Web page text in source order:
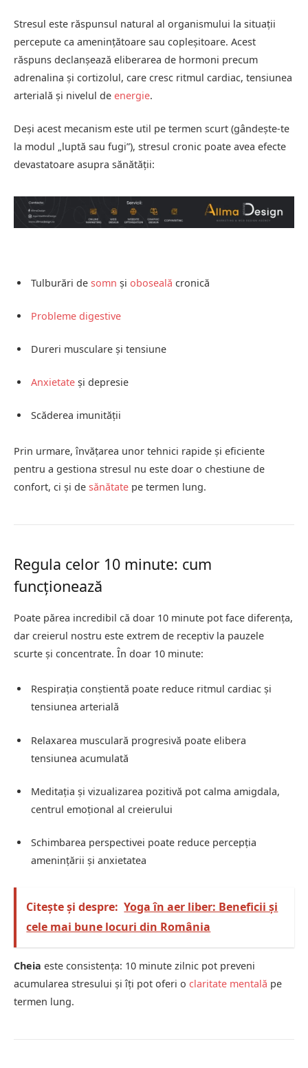
Stresul este răspunsul natural al organismului la situații
percepute ca amenințătoare sau copleșitoare. Acest
răspuns declanșează eliberarea de hormoni precum
adrenalina și cortizolul, care cresc ritmul cardiac, tensiunea
arterială și nivelul de energie.
Deși acest mecanism este util pe termen scurt (gândește-te
la modul „luptă sau fugi”), stresul cronic poate avea efecte
devastatoare asupra sănătății:
Tulburări de somn și oboseală cronică
Probleme digestive
Dureri musculare și tensiune
Anxietate și depresie
Scăderea imunității
Prin urmare, învățarea unor tehnici rapide și eficiente
pentru a gestiona stresul nu este doar o chestiune de
confort, ci și de sănătate pe termen lung.
Regula celor 10 minute: cum
funcționează
Poate părea incredibil că doar 10 minute pot face diferența,
dar creierul nostru este extrem de receptiv la pauzele
scurte și concentrate. În doar 10 minute:
Respirația conștientă poate reduce ritmul cardiac și
tensiunea arterială
Relaxarea musculară progresivă poate elibera
tensiunea acumulată
Meditația și vizualizarea pozitivă pot calma amigdala,
centrul emoțional al creierului
Schimbarea perspectivei poate reduce percepția
amenințării și anxietatea
Citește și despre: Yoga în aer liber: Beneficii și
cele mai bune locuri din România
Cheia este consistența: 10 minute zilnic pot preveni
acumularea stresului și îți pot oferi o claritate mentală pe
termen lung.